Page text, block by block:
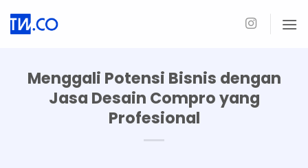
Menggali Potensi Bisnis dengan
Jasa Desain Compro yang
Profesional